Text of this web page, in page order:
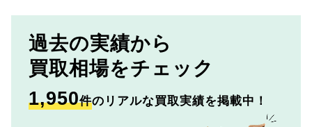
過去の実績から
買取相場をチェック
1,950件のリアルな買取実績を掲載中！